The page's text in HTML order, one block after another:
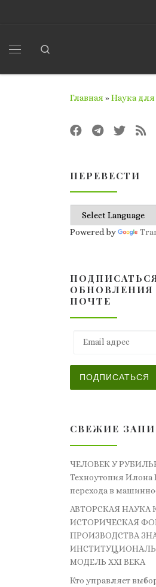
Главная »Наука
ПЕРЕВЕСТИ
Powered by
ОБНОВЛЕНИЯ
ПОЧТЕ
ПОДПИСАТЬСЯ
СВЕЖИЕ
ЧЕЛОВЕК У
Техноутопия Илона
перехода в
АВТОРСКАЯ НАУКА
ИСТОРИЧЕСКАЯ
ПРОИЗВОДСТВА
МОДЕЛЬ XXI ВЕКА
Кто управляет